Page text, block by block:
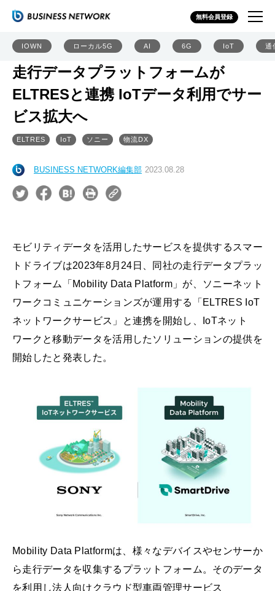
無料会員登録
IOWN ローカル5G AI 6G IoT 通
走行データプラットフォームが
ELTRESと連携 IoTデータ利用でサー
ビス拡大へ
ELTRES IoT ソニー 物流DX
BUSINESS NETWORK編集部 2023.08.28
モビリティデータを活用したサービスを提供するスマー
トドライブは2023年8月24日、同社の走行データプラッ
トフォーム「Mobility Data Platform」が、ソニーネット
ワークコミュニケーションズが運用する「ELTRES IoT
ネットワークサービス」と連携を開始し、IoTネット
ワークと移動データを活⽤したソリューションの提供を
開始したと発表した。
Mobility Data Platformは、様々なデバイスやセンサーか
ら走行データを収集するプラットフォーム。そのデータ
を利用し法人向けクラウド型車両管理サービス